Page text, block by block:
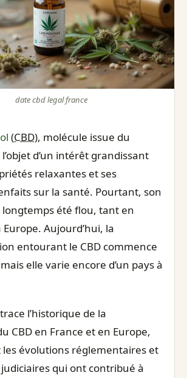
date cbd legal france
(CBD), molécule issue du
d’un intérêt grandissant
relaxantes et ses
sur la santé. Pourtant, son
longtemps été flou, tant en
Europe. Aujourd’hui, la
entourant le CBD commence
elle varie encore d’un pays à
l’historique de la
CBD en France et en Europe,
évolutions réglementaires et
judiciaires qui ont contribué à